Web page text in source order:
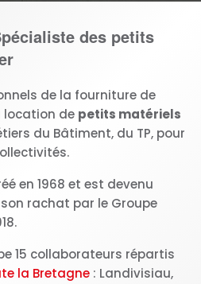
des petits
de la fourniture de
location de petits matériels
du Bâtiment, du TP, pour
en 1968 et est devenu
rachat par le Groupe
15 collaborateurs répartis
la Bretagne : Landivisiau,